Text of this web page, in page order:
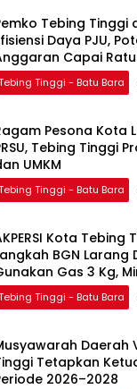
Tebing Tinggi
Daya PJU,
Capai
Bulan
Tinggi - Batu Bara
Pesona Kota
Tebing Tinggi
UMKM
Tinggi - Batu Bara
Kota Tebing
BGN Larang
Gas 3 Kg,
Tinggi - Batu Bara
Daerah
Tetapkan
2026–2028